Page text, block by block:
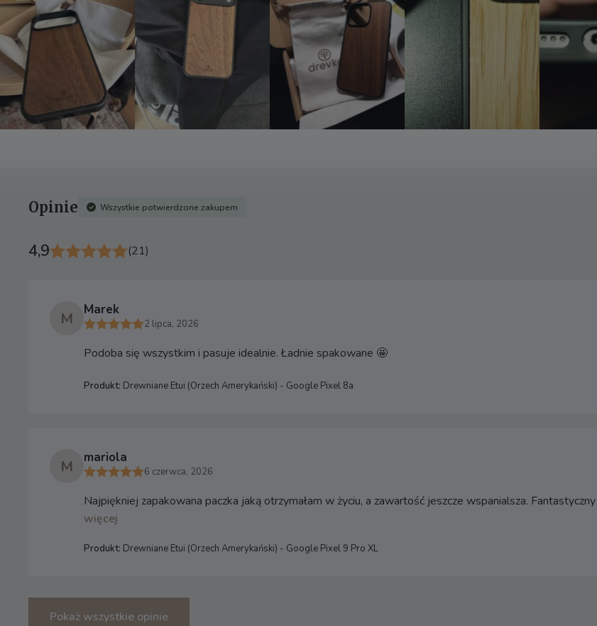
Opinie Wszystkie potwierdzone zakupem
4,9 (21)
M Marek
2 lipca, 2026
Podoba się wszystkim i pasuje idealnie. Ładnie spakowane 🤩
Produkt: Drewniane Etui (Orzech Amerykański) - Google Pixel 8a
M mariola
6 czerwca, 2026
Najpiękniej zapakowana paczka jaką otrzymałam w życiu, a zawartość jeszcze wspanialsza.
więcej
Produkt: Drewniane Etui (Orzech Amerykański) - Google Pixel 9 Pro XL
Pokaż wszystkie opinie